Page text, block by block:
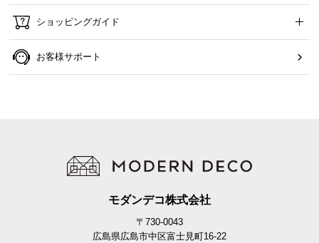
ショッピングガイド
お客様サポート
モダンデコ株式会社
〒730-0043
広島県広島市中区富士見町16-22